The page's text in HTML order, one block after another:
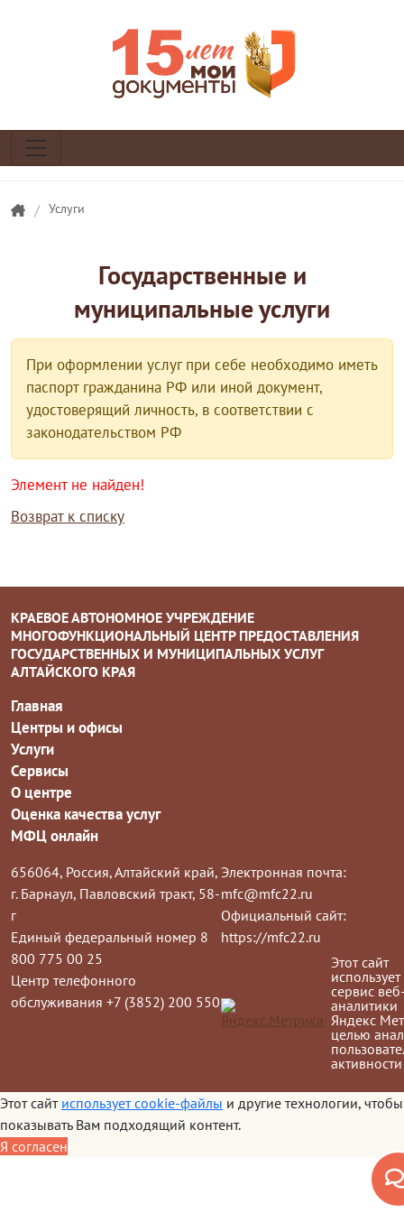
/ Услуги
Государственные и
муниципальные услуги
При оформлении услуг при себе необходимо иметь
паспорт гражданина РФ или иной документ,
удостоверящий личность, в соответствии с
законодательством РФ
Элемент не найден!
Возврат к списку
КРАЕВОЕ АВТОНОМНОЕ УЧРЕЖДЕНИЕ
МНОГОФУНКЦИОНАЛЬНЫЙ ЦЕНТР ПРЕДОСТАВЛЕНИЯ
ГОСУДАРСТВЕННЫХ И МУНИЦИПАЛЬНЫХ УСЛУГ
АЛТАЙСКОГО КРАЯ
Главная
Центры и офисы
Услуги
Сервисы
О центре
Оценка качества услуг
МФЦ онлайн
656064, Россия, Алтайский край,
г. Барнаул, Павловский тракт, 58-
г
Единый федеральный номер 8
800 775 00 25
Центр телефонного
обслуживания +7 (3852) 200 550
Электронная почта:
mfc@mfc22.ru
Официальный сайт:
https://mfc22.ru
Этот сайт
использует
сервис
аналитики
Яндекс
целью
активности
Этот сайт использует cookie-файлы и другие технологии, чтобы
показывать Вам подходящий контент.
Я согласен